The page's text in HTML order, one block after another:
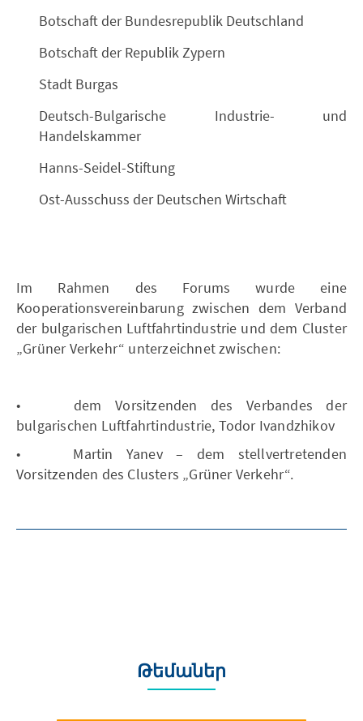
Botschaft der Bundesrepublik Deutschland
Botschaft der Republik Zypern
Stadt Burgas
Deutsch-Bulgarische Industrie- und
Handelskammer
Hanns-Seidel-Stiftung
Ost-Ausschuss der Deutschen Wirtschaft
Im Rahmen des Forums wurde eine
Kooperationsvereinbarung zwischen dem Verband
der bulgarischen Luftfahrtindustrie und dem Cluster
„Grüner Verkehr“ unterzeichnet zwischen:
• dem Vorsitzenden des Verbandes der
bulgarischen Luftfahrtindustrie, Todor Ivandzhikov
• Martin Yanev – dem stellvertretenden
Vorsitzenden des Clusters „Grüner Verkehr“.
Թեմաներ